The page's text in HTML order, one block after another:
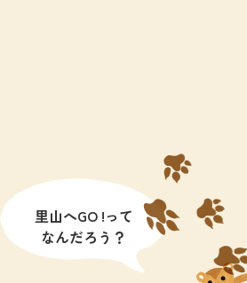
里山へGO !って
なんだろう？